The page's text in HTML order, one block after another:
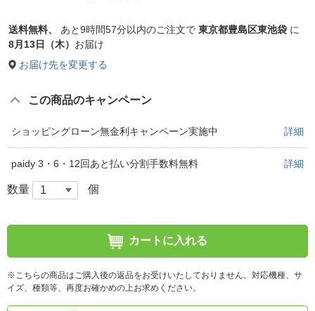
送料無料、 あと9時間57分以内のご注文で 東京都豊島区東池袋 に
8月13日（木） お届け
お届け先を変更する
この商品のキャンペーン
ショッピングローン無金利キャンペーン実施中 詳細
paidy 3・6・12回あと払い分割手数料無料 詳細
数量 個
カートに入れる
※こちらの商品はご購入後の返品をお受けいたしておりません。対応機種、サ
イズ、種類等、再度お確かめの上お求めください。